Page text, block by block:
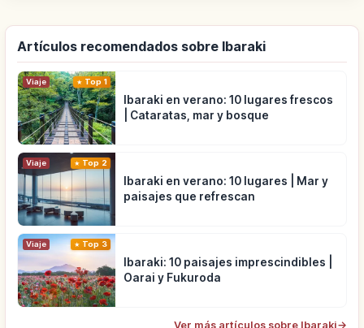
Artículos recomendados sobre Ibaraki
Viaje Top 1
Ibaraki en verano: 10 lugares frescos
| Cataratas, mar y bosque
Viaje Top 2
Ibaraki en verano: 10 lugares | Mar y
paisajes que refrescan
Viaje Top 3
Ibaraki: 10 paisajes imprescindibles |
Oarai y Fukuroda
Ver más artículos sobre Ibaraki→